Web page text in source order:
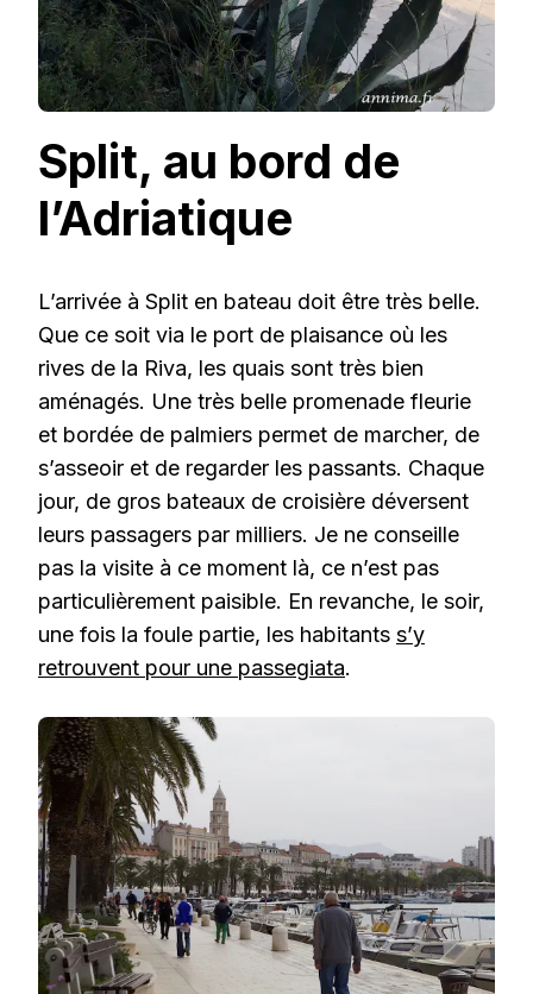
Split, au bord de
l’Adriatique
L’arrivée à Split en bateau doit être très belle.
Que ce soit via le port de plaisance où les
rives de la Riva, les quais sont très bien
aménagés. Une très belle promenade fleurie
et bordée de palmiers permet de marcher, de
s’asseoir et de regarder les passants. Chaque
jour, de gros bateaux de croisière déversent
leurs passagers par milliers. Je ne conseille
pas la visite à ce moment là, ce n’est pas
particulièrement paisible. En revanche, le soir,
une fois la foule partie, les habitants s’y
retrouvent pour une passegiata.